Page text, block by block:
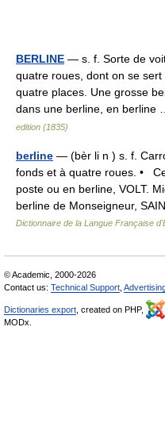
BERLINE — s. f. Sorte de
quatre roues, dont on se
quatre places. Une grosse
dans une berline, en
edition (1835)
berline — (bèr li n ) s. f.
fonds et à quatre roues. •
poste ou en berline, VOLT.
berline de Monseigneur,
Dictionnaire de la Langue Française
© Academic, 2000-2026
Contact us: Technical Support
Dictionaries export , created on PHP,
MODx.